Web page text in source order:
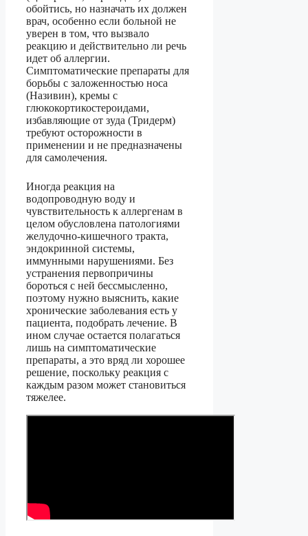
обойтись, но назначать их должен
врач, особенно если больной не
уверен в том, что вызвало
реакцию и действительно ли речь
идет об аллергии.
Симптоматические препараты для
борьбы с заложенностью носа
(Називин), кремы с
глюкокортикостероидами,
избавляющие от зуда (Тридерм)
требуют осторожности в
применении и не предназначены
для самолечения.
Иногда реакция на
водопроводную воду и
чувствительность к аллергенам в
целом обусловлена патологиями
желудочно-кишечного тракта,
эндокринной системы,
иммунными нарушениями. Без
устранения первопричины
бороться с ней бессмысленно,
поэтому нужно выяснить, какие
хронические заболевания есть у
пациента, подобрать лечение. В
ином случае остается полагаться
лишь на симптоматические
препараты, а это вряд ли хорошее
решение, поскольку реакция с
каждым разом может становиться
тяжелее.